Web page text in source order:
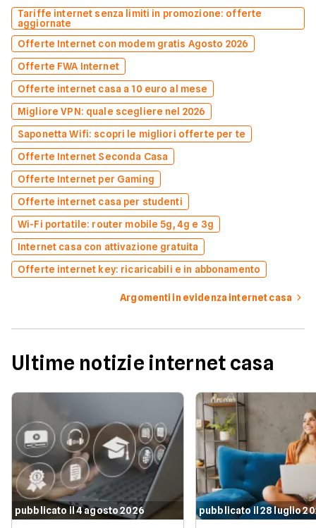
Tariffe internet senza limiti in promozione: offerte
aggiornate
Offerte Internet con modem gratis Agosto 2026
Offerte FWA Internet
Offerte internet casa a 10 euro al mese
Migliore VPN: quale scegliere nel 2026
Saponetta Wifi: scopri le migliori offerte per te
Offerte Internet Seconda Casa
Offerte Internet per Gaming
Offerte internet casa per studenti
Wi-Fi portatile: router mobile 5g, 4g e 3g
Internet casa con attivazione gratuita
Offerte internet key: ricaricabili e in abbonamento
Argomenti in evidenza internet casa
Ultime notizie internet casa
pubblicato il 4 agosto 2026 pubblicato il 28 luglio